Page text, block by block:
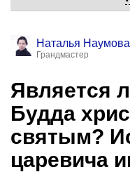
Наталья Наумова
Грандмастер
Является
Будда
святым?
царевича